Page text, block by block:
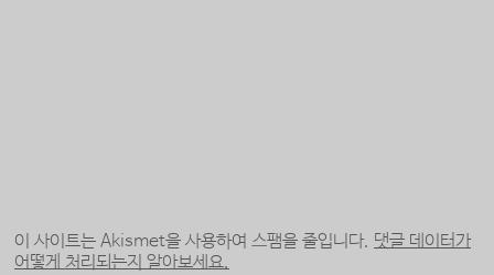
이 사이트는 Akismet을 사용하여 스팸을 줄입니다. 댓글 데이터가
어떻게 처리되는지 알아보세요.